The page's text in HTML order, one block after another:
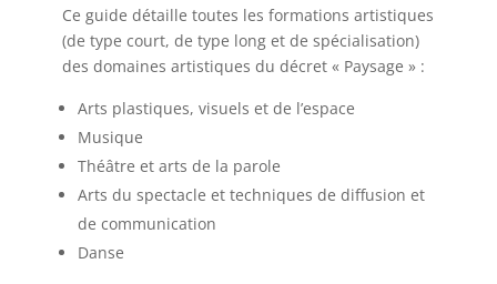
Ce guide détaille toutes les formations artistiques
(de type court, de type long et de spécialisation)
des domaines artistiques du décret « Paysage » :
Arts plastiques, visuels et de l’espace
Musique
Théâtre et arts de la parole
Arts du spectacle et techniques de diffusion et
de communication
Danse